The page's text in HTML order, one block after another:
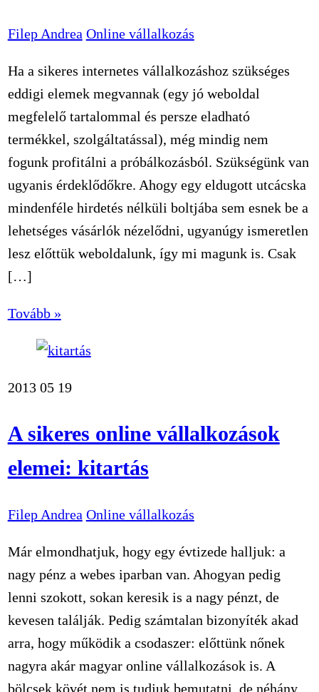
Filep Andrea Online vállalkozás
Ha a sikeres internetes vállalkozáshoz szükséges
eddigi elemek megvannak (egy jó weboldal
megfelelő tartalommal és persze eladható
termékkel, szolgáltatással), még mindig nem
fogunk profitálni a próbálkozásból. Szükségünk van
ugyanis érdeklődőkre. Ahogy egy eldugott utcácska
mindenféle hirdetés nélküli boltjába sem esnek be a
lehetséges vásárlók nézelődni, ugyanúgy ismeretlen
lesz előttük weboldalunk, így mi magunk is. Csak
[…]
Tovább »
2013 05 19
A sikeres online vállalkozások
elemei: kitartás
Filep Andrea Online vállalkozás
Már elmondhatjuk, hogy egy évtizede halljuk: a
nagy pénz a webes iparban van. Ahogyan pedig
lenni szokott, sokan keresik is a nagy pénzt, de
kevesen találják. Pedig számtalan bizonyíték akad
arra, hogy működik a csodaszer: előttünk nőnek
nagyra akár magyar online vállalkozások is. A
bölcsek kövét nem is tudjuk bemutatni, de néhány